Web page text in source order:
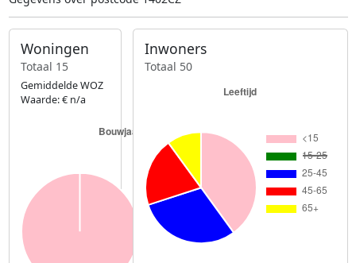
Woningen
Totaal 15
Gemiddelde WOZ
Waarde: € n/a
Inwoners
Totaal 50